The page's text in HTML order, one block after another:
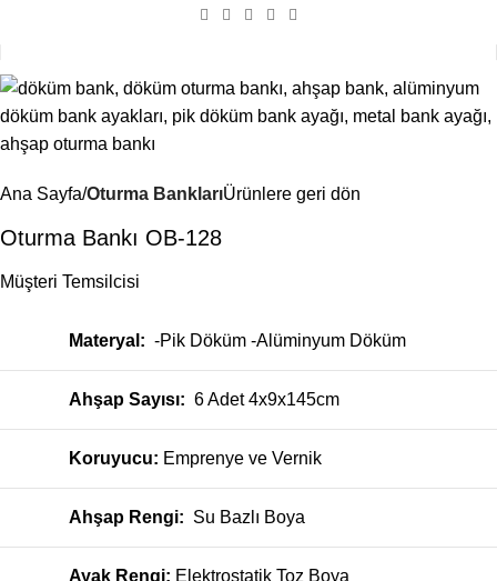
Ana Sayfa Oturma BanklarıÜrünlere geri dön
Oturma Bankı OB-128
Müşteri Temsilcisi
Materyal: -Pik Döküm -Alüminyum Döküm
Ahşap Sayısı: 6 Adet 4x9x145cm
Koruyucu: Emprenye ve Vernik
Ahşap Rengi: Su Bazlı Boya
Ayak Rengi: Elektrostatik Toz Boya